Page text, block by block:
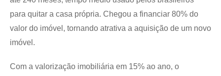
para quitar a casa própria. Chegou a financiar 80% do
valor do imóvel, tornando atrativa a aquisição de um novo
imóvel.
Com a valorização imobiliária em 15% ao ano, o